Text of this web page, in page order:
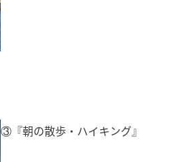
③『朝の散歩・ハイキング』